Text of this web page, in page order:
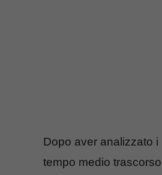
Dopo aver analizzato
tempo medio